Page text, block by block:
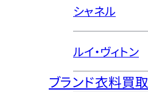
シャネル
ルイ・ヴィトン
ブランド衣料買取